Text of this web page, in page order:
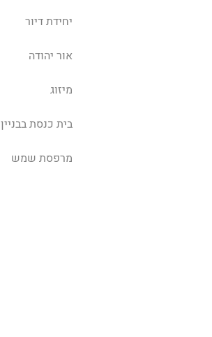
יחידת דיור
אור יהודה
מיזוג
בית כנסת בבניין
מרפסת שמש